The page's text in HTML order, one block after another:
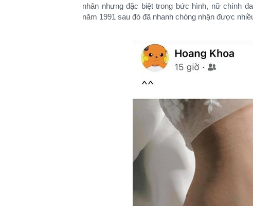
nhân nhưng đặc biệt trong bức hình, nữ chính
năm 1991 sau đó đã nhanh chóng nhận được